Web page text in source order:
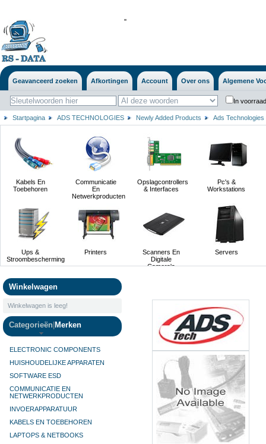
''
Geavanceerd zoeken Afkortingen Account Over ons Algemene
In
Startpagina ADS TECHNOLOGIES Newly Added Products Ads Technologies
Kabels En
Toebehoren
Communicatie
En
Netwerkproducten
Opslagcontrollers
& Interfaces
Pc's &
Workstations
Ups &
Stroombescherming
Printers
Scanners En
Digitale
Camera's
Servers
Winkelwagen
Winkelwagen is leeg!
Categorieën Merken
ELECTRONIC COMPONENTS
HUISHOUDELIJKE APPARATEN
SOFTWARE ESD
COMMUNICATIE EN
NETWERKPRODUCTEN
INVOERAPPARATUUR
KABELS EN TOEBEHOREN
LAPTOPS & NETBOOKS